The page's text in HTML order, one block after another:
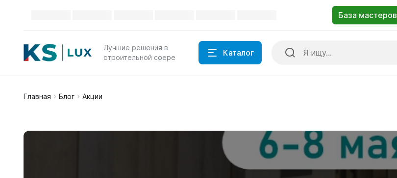
Лучшие решения в
строительной сфере
Каталог
Главная Блог Акции